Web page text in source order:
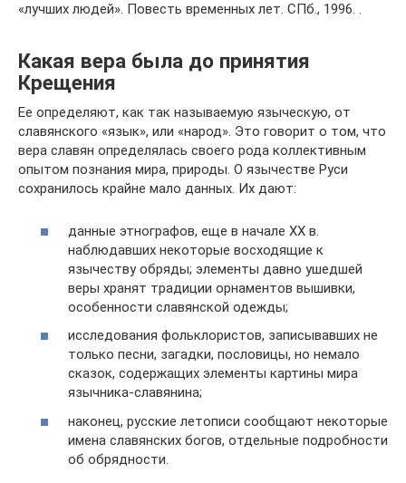
«лучших людей». Повесть временных лет. СПб., 1996. .
Какая вера была до принятия
Крещения
Ее определяют, как так называемую языческую, от
славянского «язык», или «народ». Это говорит о том, что
вера славян определялась своего рода коллективным
опытом познания мира, природы. О язычестве Руси
сохранилось крайне мало данных. Их дают:
данные этнографов, еще в начале XX в.
наблюдавших некоторые восходящие к
язычеству обряды; элементы давно ушедшей
веры хранят традиции орнаментов вышивки,
особенности славянской одежды;
исследования фольклористов, записывавших не
только песни, загадки, пословицы, но немало
сказок, содержащих элементы картины мира
язычника-славянина;
наконец, русские летописи сообщают некоторые
имена славянских богов, отдельные подробности
об обрядности.